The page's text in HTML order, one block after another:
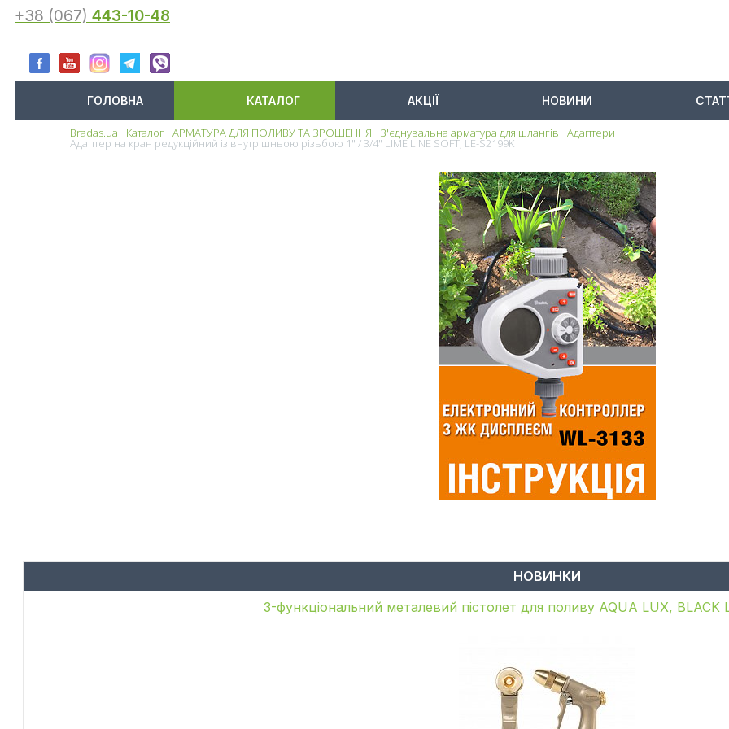
+38 (067) 443-10-48
ГОЛОВНА КАТАЛОГ АКЦІЇ НОВИНИ
Bradas.ua Каталог АРМАТУРА ДЛЯ ПОЛИВУ ТА ЗРОШЕННЯ З'єднувальна арматура для шлангів Адаптери
Адаптер на кран редукційний із внутрішньою різьбою 1" / 3/4" LIME LINE SOFT, LE-S2199K
НОВИНКИ
6-функціональний пістолет для поливу, металевий, WHITE LINE,